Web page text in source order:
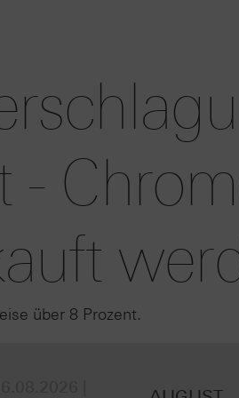
-
über 8 Prozent.